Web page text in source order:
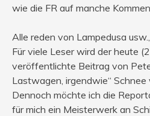
wie die FR auf manche
Alle reden von Lampedusa
Für viele Leser wird der heute
veröffentlichte Beitrag von
Lastwagen, irgendwie“ Schnee
Dennoch möchte ich die
für mich ein Meisterwerk an